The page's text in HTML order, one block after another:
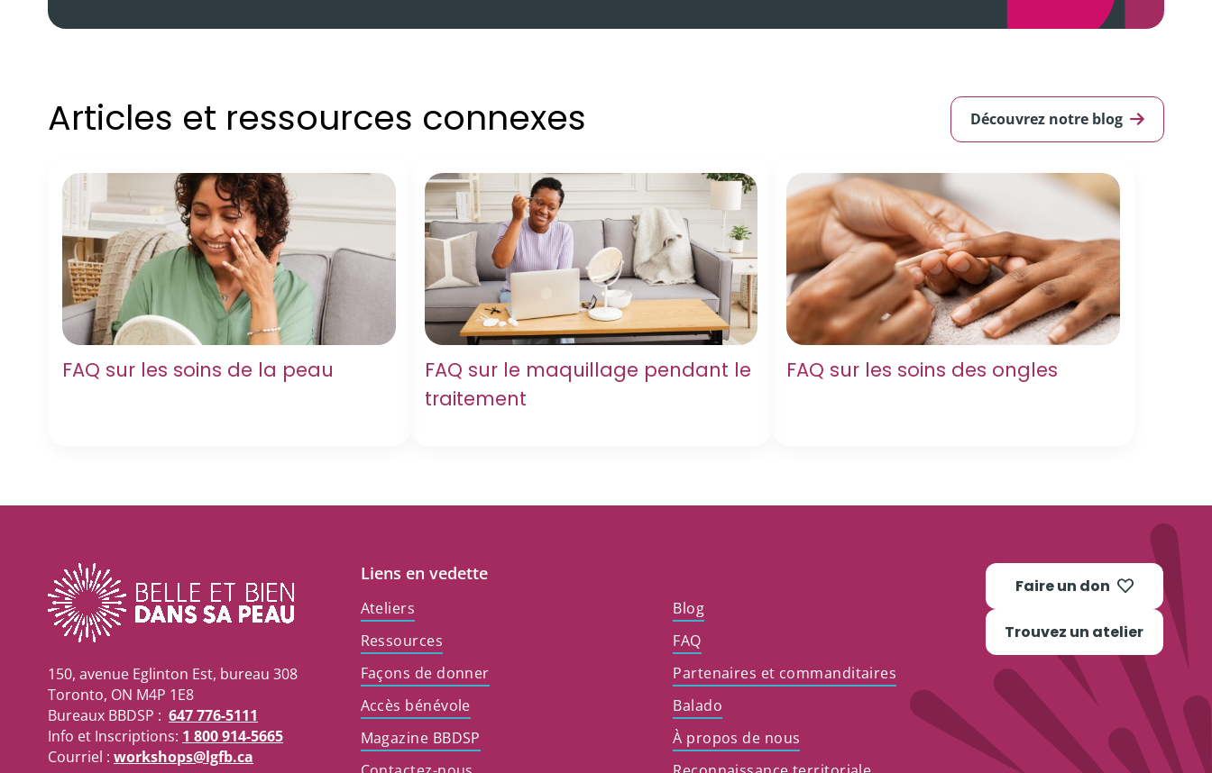
Articles et ressources connexes Découvrez notre blog
FAQ sur les soins de la peau
FAQ sur le maquillage pendant le
traitement
FAQ sur les soins des ongles
150, avenue Eglinton Est, bureau 308
Toronto, ON M4P 1E8
Bureaux BBDSP : 647 776-5111
Info et Inscriptions: 1 800 914-5665
Courriel : workshops@lgfb.ca
Liens en vedette
Ateliers
Blog
Ressources
FAQ
Façons de donner
Partenaires et commanditaires
Accès bénévole
Balado
Magazine BBDSP
À propos de nous
Faire un don
Trouvez un atelier